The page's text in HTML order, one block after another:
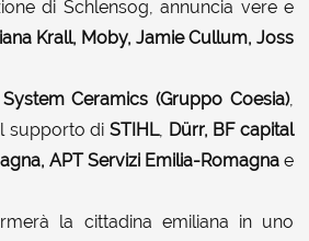
di Schlensog, annuncia vere e
Krall, Moby, Jamie Cullum, Joss
System Ceramics (Gruppo Coesia),
supporto di STIHL, Dürr, BF capital
APT Servizi Emilia-Romagna e
la cittadina emiliana in uno